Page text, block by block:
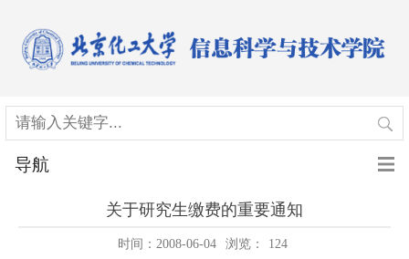
导航
关于研究生缴费的重要通知
时间：2008-06-04 浏览： 124